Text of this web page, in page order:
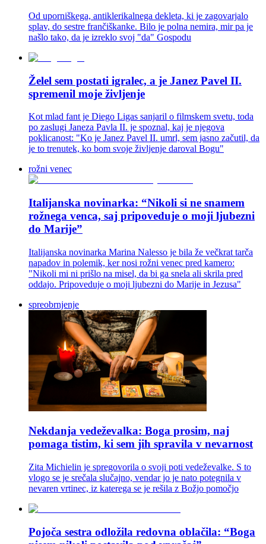
Od uporniškega, antiklerikalnega dekleta, ki je zagovarjalo
splav, do sestre frančiškanke. Bilo je polna nemira, mir pa je
našlo tako, da je izreklo svoj "da" Gospodu
Želel sem postati igralec, a je Janez Pavel II.
spremenil moje življenje
Kot mlad fant je Diego Ligas sanjaril o filmskem svetu, toda
po zaslugi Janeza Pavla II. je spoznal, kaj je njegova
poklicanost: "Ko je Janez Pavel II. umrl, sem jasno začutil, da
je to trenutek, ko bom svoje življenje daroval Bogu"
rožni venec
Italijanska novinarka: “Nikoli si ne snamem
rožnega venca, saj pripoveduje o moji ljubezni
do Marije”
Italijanska novinarka Marina Nalesso je bila že večkrat tarča
napadov in polemik, ker nosi rožni venec pred kamero:
"Nikoli mi ni prišlo na misel, da bi ga snela ali skrila pred
oddajo. Pripoveduje o moji ljubezni do Marije in Jezusa"
spreobrnjenje
Nekdanja vedeževalka: Boga prosim, naj
pomaga tistim, ki sem jih spravila v nevarnost
Zita Michielin je spregovorila o svoji poti vedeževalke. S to
vlogo se je srečala slučajno, vendar jo je nato potegnila v
nevaren vrtinec, iz katerega se je rešila z Božjo pomočjo
Pojoča sestra odložila redovna oblačila: “Boga